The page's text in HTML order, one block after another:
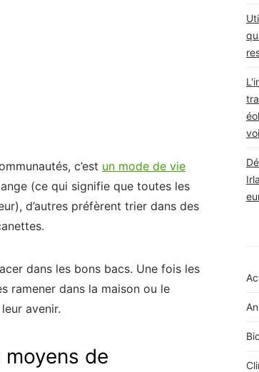
c’est un mode de vie
(ce qui signifie que toutes les
d’autres préfèrent trier dans des
dans les bons bacs. Une fois les
ramener dans la maison ou le
avenir.
de